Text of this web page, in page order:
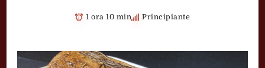
1 ora 10 min Principiante